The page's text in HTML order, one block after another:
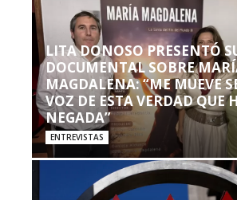
LITA DONOSO PRESENTÓ
DOCUMENTAL SOBRE
MAGDALENA: “ME MUEVE
VOZ DE ESTA VERDAD QUE
NEGADA”
ENTREVISTAS